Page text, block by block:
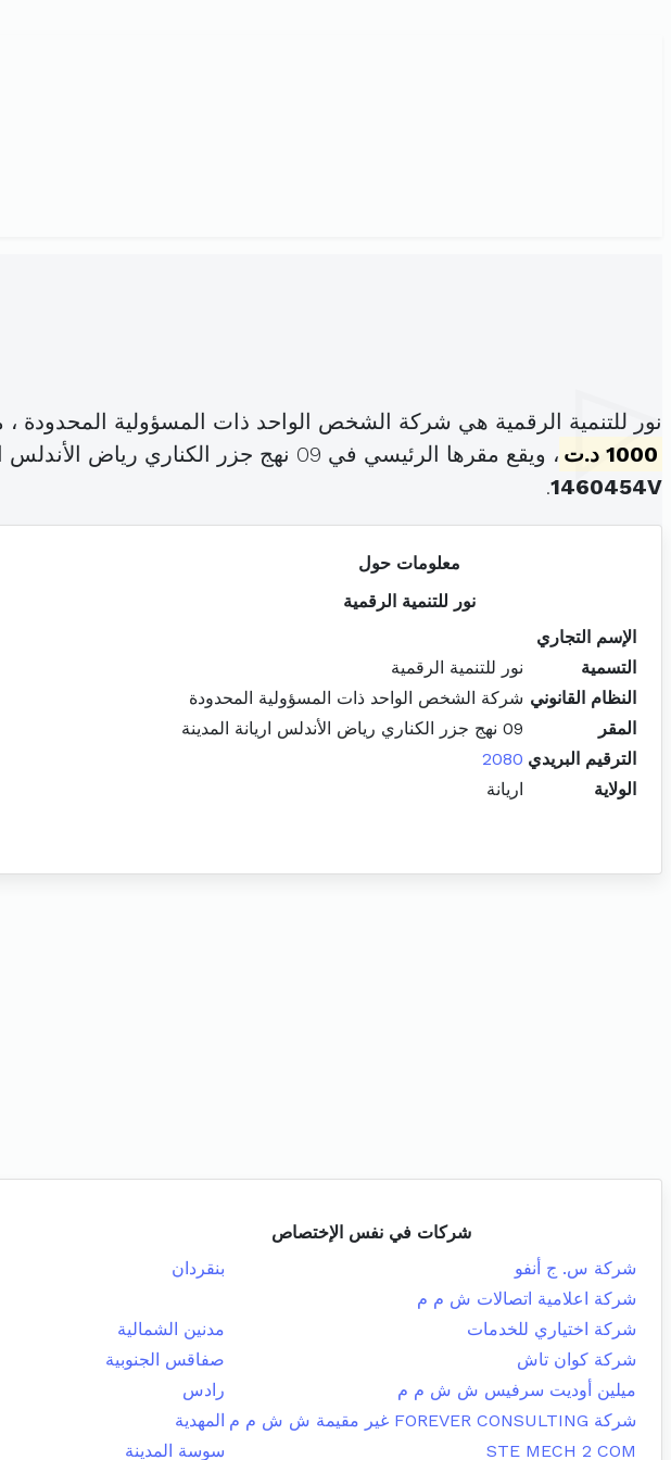
نور للتنمية الرقمية هي شركة الشخص الواحد ذات المسؤولية المحدودة
1000 د.ت
، ويقع مقرها الرئيسي في 09 نهج جزر الكناري رياض الأندلس اريانة المدينة (
1460454V
.
معلومات حول
نور للتنمية الرقمية
الإسم التجاري
التسمية
نور للتنمية الرقمية
النظام القانوني شركة الشخص الواحد ذات المسؤولية المحدودة
المقر
09 نهج جزر الكناري رياض الأندلس اريانة المدينة
الترقيم البريدي 2080
الولاية
اريانة
شركات في نفس الإختصاص
شركة س. ج أنفو
بنقردان
شركة اعلامية اتصالات ش م م
شركة اختياري للخدمات
مدنين الشمالية
شركة كوان تاش
صفاقس الجنوبية
ميلين أوديت سرفيس ش ش م م
رادس
شركة FOREVER CONSULTING غير مقيمة ش ش م م
المهدية
STE MECH 2 COM
سوسة المدينة